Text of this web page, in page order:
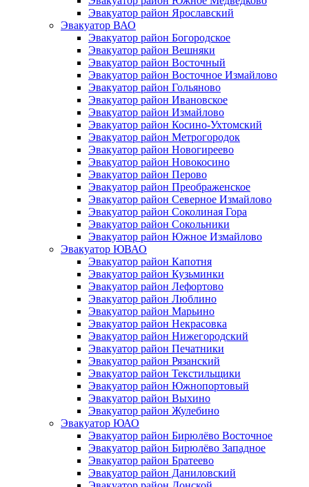
Эвакуатор район Ярославский
Эвакуатор ВАО
Эвакуатор район Богородское
Эвакуатор район Вешняки
Эвакуатор район Восточный
Эвакуатор район Восточное Измайлово
Эвакуатор район Гольяново
Эвакуатор район Ивановское
Эвакуатор район Измайлово
Эвакуатор район Косино-Ухтомский
Эвакуатор район Метрогородок
Эвакуатор район Новогиреево
Эвакуатор район Новокосино
Эвакуатор район Перово
Эвакуатор район Преображенское
Эвакуатор район Северное Измайлово
Эвакуатор район Соколиная Гора
Эвакуатор район Сокольники
Эвакуатор район Южное Измайлово
Эвакуатор ЮВАО
Эвакуатор район Капотня
Эвакуатор район Кузьминки
Эвакуатор район Лефортово
Эвакуатор район Люблино
Эвакуатор район Марьино
Эвакуатор район Некрасовка
Эвакуатор район Нижегородский
Эвакуатор район Печатники
Эвакуатор район Рязанский
Эвакуатор район Текстильщики
Эвакуатор район Южнопортовый
Эвакуатор район Выхино
Эвакуатор район Жулебино
Эвакуатор ЮАО
Эвакуатор район Бирюлёво Восточное
Эвакуатор район Бирюлёво Западное
Эвакуатор район Братеево
Эвакуатор район Даниловский